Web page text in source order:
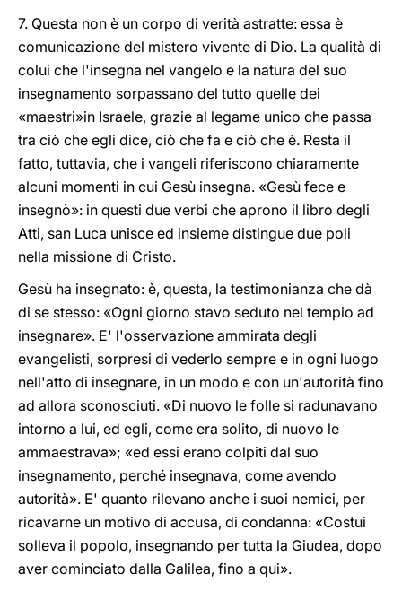
7. Questa non è un corpo di verità astratte: essa è
comunicazione del mistero vivente di Dio. La qualità di
colui che l'insegna nel vangelo e la natura del suo
insegnamento sorpassano del tutto quelle dei
«maestri»in Israele, grazie al legame unico che passa
tra ciò che egli dice, ciò che fa e ciò che è. Resta il
fatto, tuttavia, che i vangeli riferiscono chiaramente
alcuni momenti in cui Gesù insegna. «Gesù fece e
insegnò»: in questi due verbi che aprono il libro degli
Atti, san Luca unisce ed insieme distingue due poli
nella missione di Cristo.
Gesù ha insegnato: è, questa, la testimonianza che dà
di se stesso: «Ogni giorno stavo seduto nel tempio ad
insegnare». E' l'osservazione ammirata degli
evangelisti, sorpresi di vederlo sempre e in ogni luogo
nell'atto di insegnare, in un modo e con un'autorità fino
ad allora sconosciuti. «Di nuovo le folle si radunavano
intorno a lui, ed egli, come era solito, di nuovo le
ammaestrava»; «ed essi erano colpiti dal suo
insegnamento, perché insegnava, come avendo
autorità». E' quanto rilevano anche i suoi nemici, per
ricavarne un motivo di accusa, di condanna: «Costui
solleva il popolo, insegnando per tutta la Giudea, dopo
aver cominciato dalla Galilea, fino a qui».